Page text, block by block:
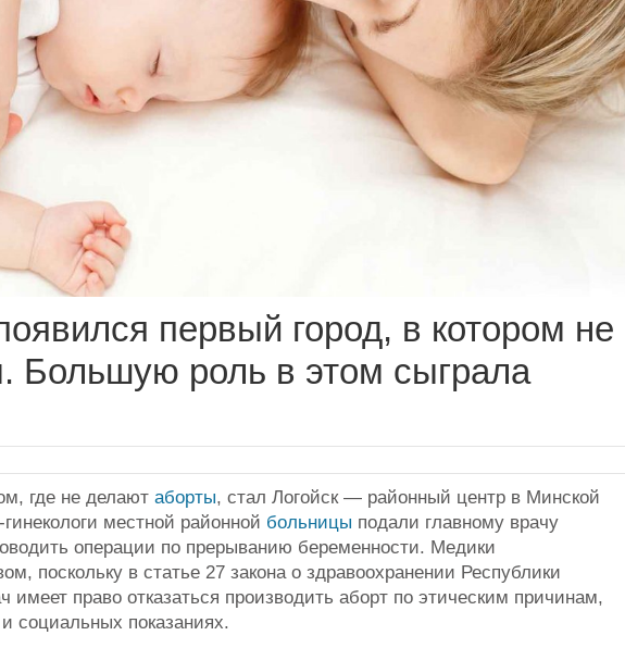
первый город, в котором не
Большую роль в этом сыграла
где не делают аборты, стал Логойск — районный центр в Минской
местной районной больницы подали главному врачу
операции по прерыванию беременности. Медики
поскольку в статье 27 закона о здравоохранении Республики
имеет право отказаться производить аборт по этическим причинам,
социальных показаниях.